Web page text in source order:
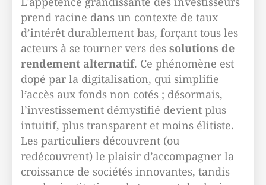
prend racine dans un contexte de taux
d’intérêt durablement bas, forçant tous les
acteurs à se tourner vers des solutions de
rendement alternatif. Ce phénomène est
dopé par la digitalisation, qui simplifie
l’accès aux fonds non cotés ; désormais,
l’investissement démystifié devient plus
intuitif, plus transparent et moins élitiste.
Les particuliers découvrent (ou
redécouvrent) le plaisir d’accompagner la
croissance de sociétés innovantes, tandis